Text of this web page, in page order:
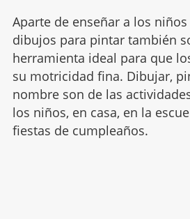
Aparte de enseñar a los
dibujos para pintar también
herramienta ideal para que
su motricidad fina. Dibujar,
nombre son de las
los niños, en casa, en la
fiestas de cumpleaños.